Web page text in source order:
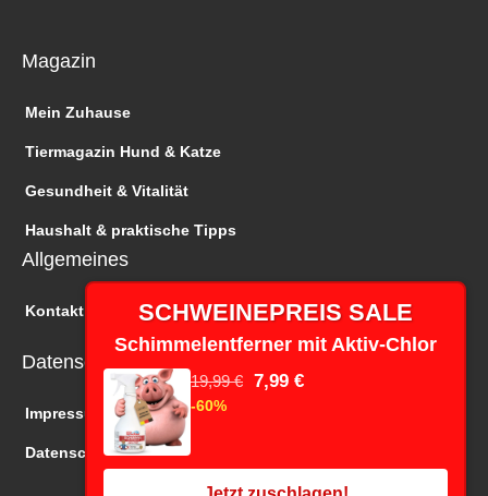
Magazin
Mein Zuhause
Tiermagazin Hund & Katze
Gesundheit & Vitalität
Haushalt & praktische Tipps
Allgemeines
Kontakt
Datenschutz
Impressum
Datenschutz
SCHWEINEPREIS SALE
Schimmelentferner mit Aktiv-Chlor
19,99 € 7,99 €
-60%